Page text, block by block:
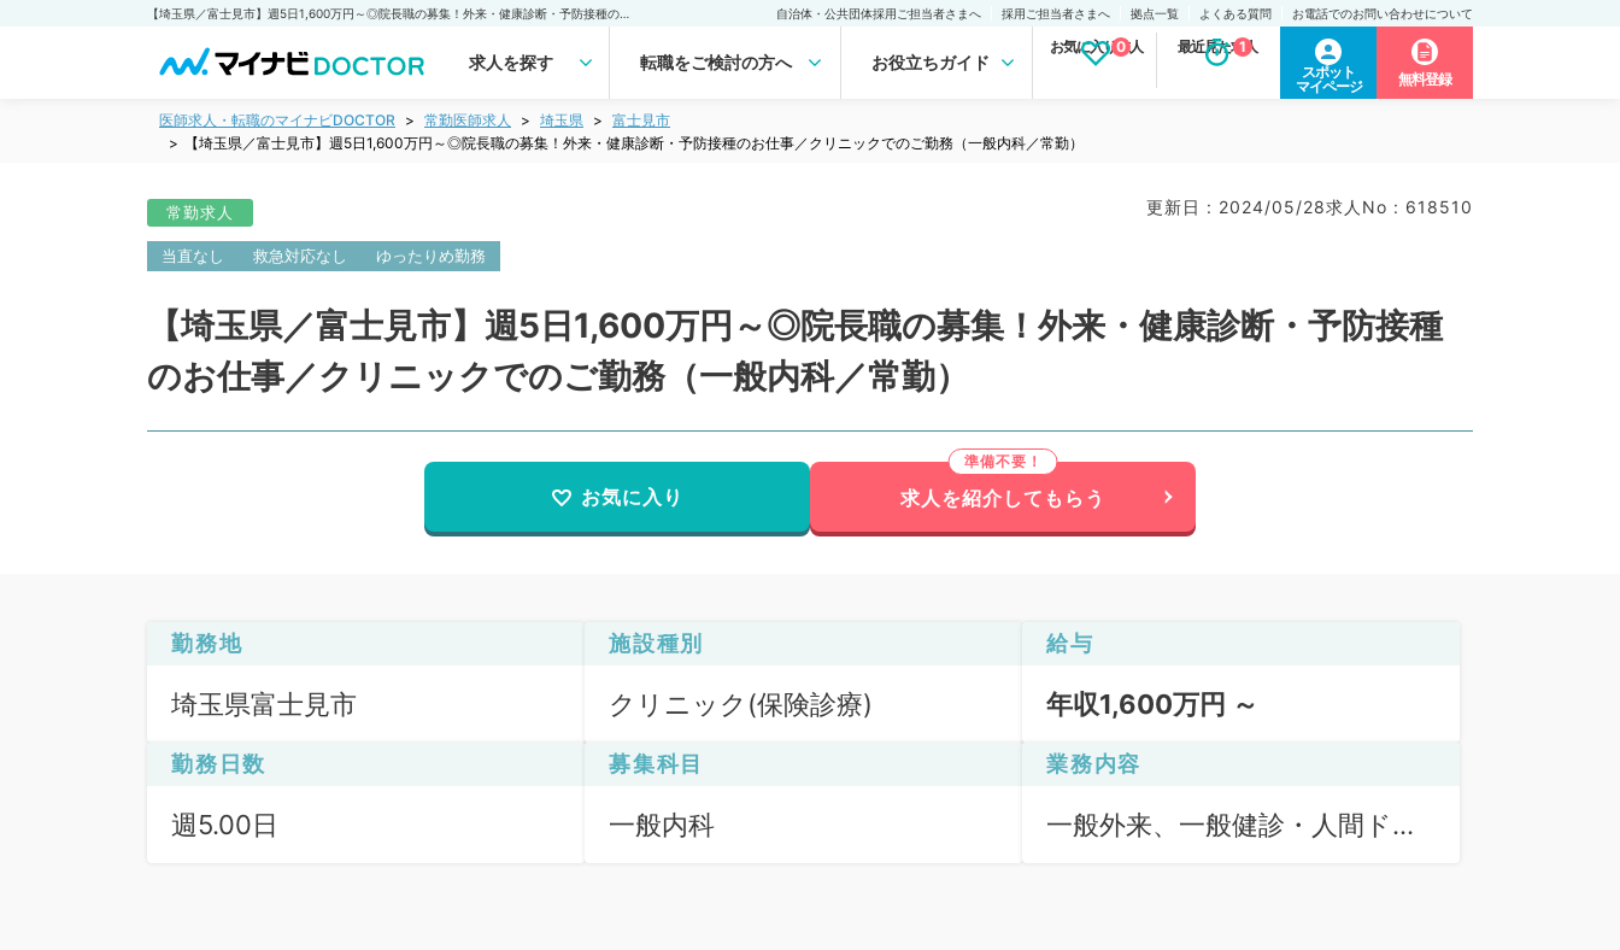
自治体・公共団体採用ご担当者さまへ 採用ご担当者さまへ 拠点一覧 よくある質問 お電話でのお問い合わせについて
求人を探す 転職をご検討の方へ お役立ちガイド
お気に入り求人
0 最近見た求人
1
スポット
マイページ
無料登録
医師求人・転職のマイナビDOCTOR 常勤医師求人 埼玉県
富士見市
【埼玉県／富士見市】週5日1,600万円～◎院長職の募集！外来・健康診断・予防接種のお仕事／クリニックでのご勤務（一般内科／常勤）
常勤求人 更新日 : 2024/05/28求人No : 618510
当直なし 救急対応なし ゆったりめ勤務
【埼玉県／富士見市】週5日1,600万円～◎院長職の募集！外来・健康診断・予防接種
のお仕事／クリニックでのご勤務（一般内科／常勤）
お気に入り 求人を紹介してもらう
勤務地
埼玉県富士見市
施設種別
クリニック(保険診療)
給与
年収1,600万円 ～
勤務日数
週5.00日
募集科目
一般内科
業務内容
一般外来、一般健診・人間ドッ